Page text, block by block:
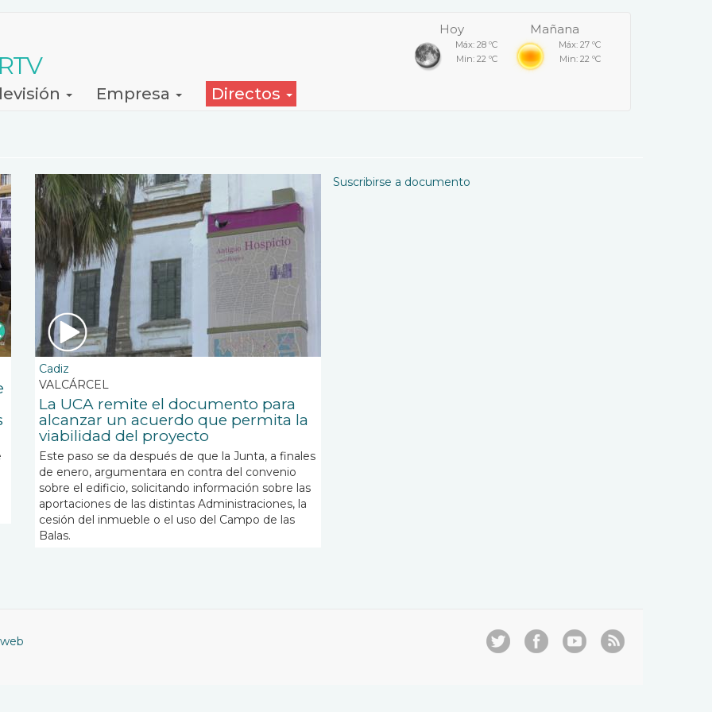
Hoy
Máx: 28 ºC
Min: 22 ºC
Mañana
Máx: 27 ºC
Min: 22 ºC
Empresa Directos
Cadiz
VALCÁRCEL
La UCA remite el documento para
alcanzar un acuerdo que permita la
viabilidad del proyecto
Este paso se da después de que la Junta, a finales
de enero, argumentara en contra del convenio
sobre el edificio, solicitando información sobre las
aportaciones de las distintas Administraciones, la
cesión del inmueble o el uso del Campo de las
Balas.
Suscribirse a documento